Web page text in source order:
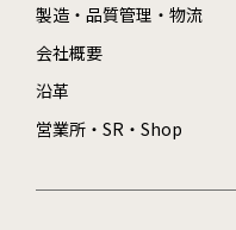
製造・品質管理・物流
会社概要
沿革
営業所・SR・Shop